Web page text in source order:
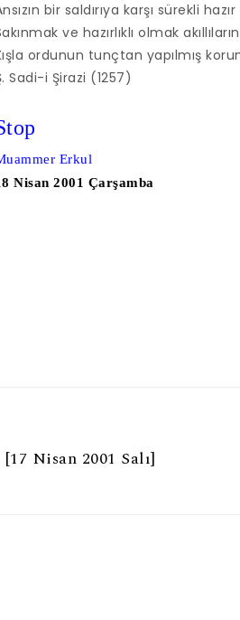
bir saldırıya karşı sürekli hazır
ve hazırlıklı olmak
ordunun tunçtan yapılmış
Sadi-i Şirazi (1257)
Erkul
Nisan 2001 Çarşamba
Nisan 2001 Salı]